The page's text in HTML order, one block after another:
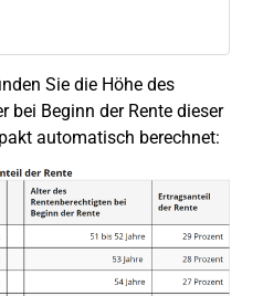
Sie die Höhe des
bei Beginn der Rente dieser
automatisch berechnet: